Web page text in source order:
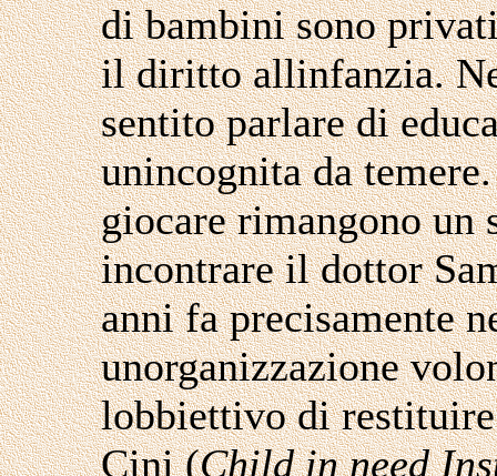
di bambini sono
il diritto allinfanzia.
sentito parlare di
unincognita da
giocare rimangono un
incontrare il dottor
anni fa precisamente
unorganizzazione
lobbiettivo di
Cini (Child in need